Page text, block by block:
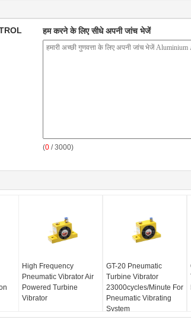
हम करने के लिए सीधे अपनी जांच भेजें
(0 / 3000)
High Frequency
Pneumatic Vibrator Air
Powered Turbine
Vibrator
GT-20 Pneumatic
Turbine Vibrator
23000cycles/Minute For
Pneumatic Vibrating
System